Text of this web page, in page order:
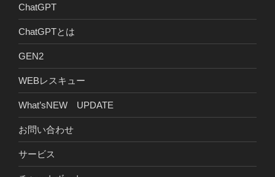
ChatGPT
ChatGPTとは
GEN2
WEBレスキュー
What’sNEW UPDATE
お問い合わせ
サービス